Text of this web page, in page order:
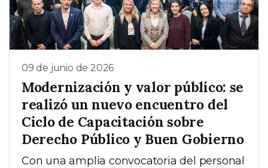
09 de junio de 2026
Modernización y valor público: se
realizó un nuevo encuentro del
Ciclo de Capacitación sobre
Derecho Público y Buen Gobierno
Con una amplia convocatoria del personal